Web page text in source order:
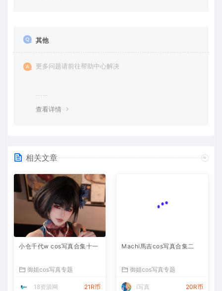
其他
更多问题请前往帮助中心解决
查看详情
相关文章
小仓千代w cos写真合集十一
御姐cos写真专题
18资源网 21R币
Machi馬吉cos写真合集二
御姐cos写真专题
i写真 20R币